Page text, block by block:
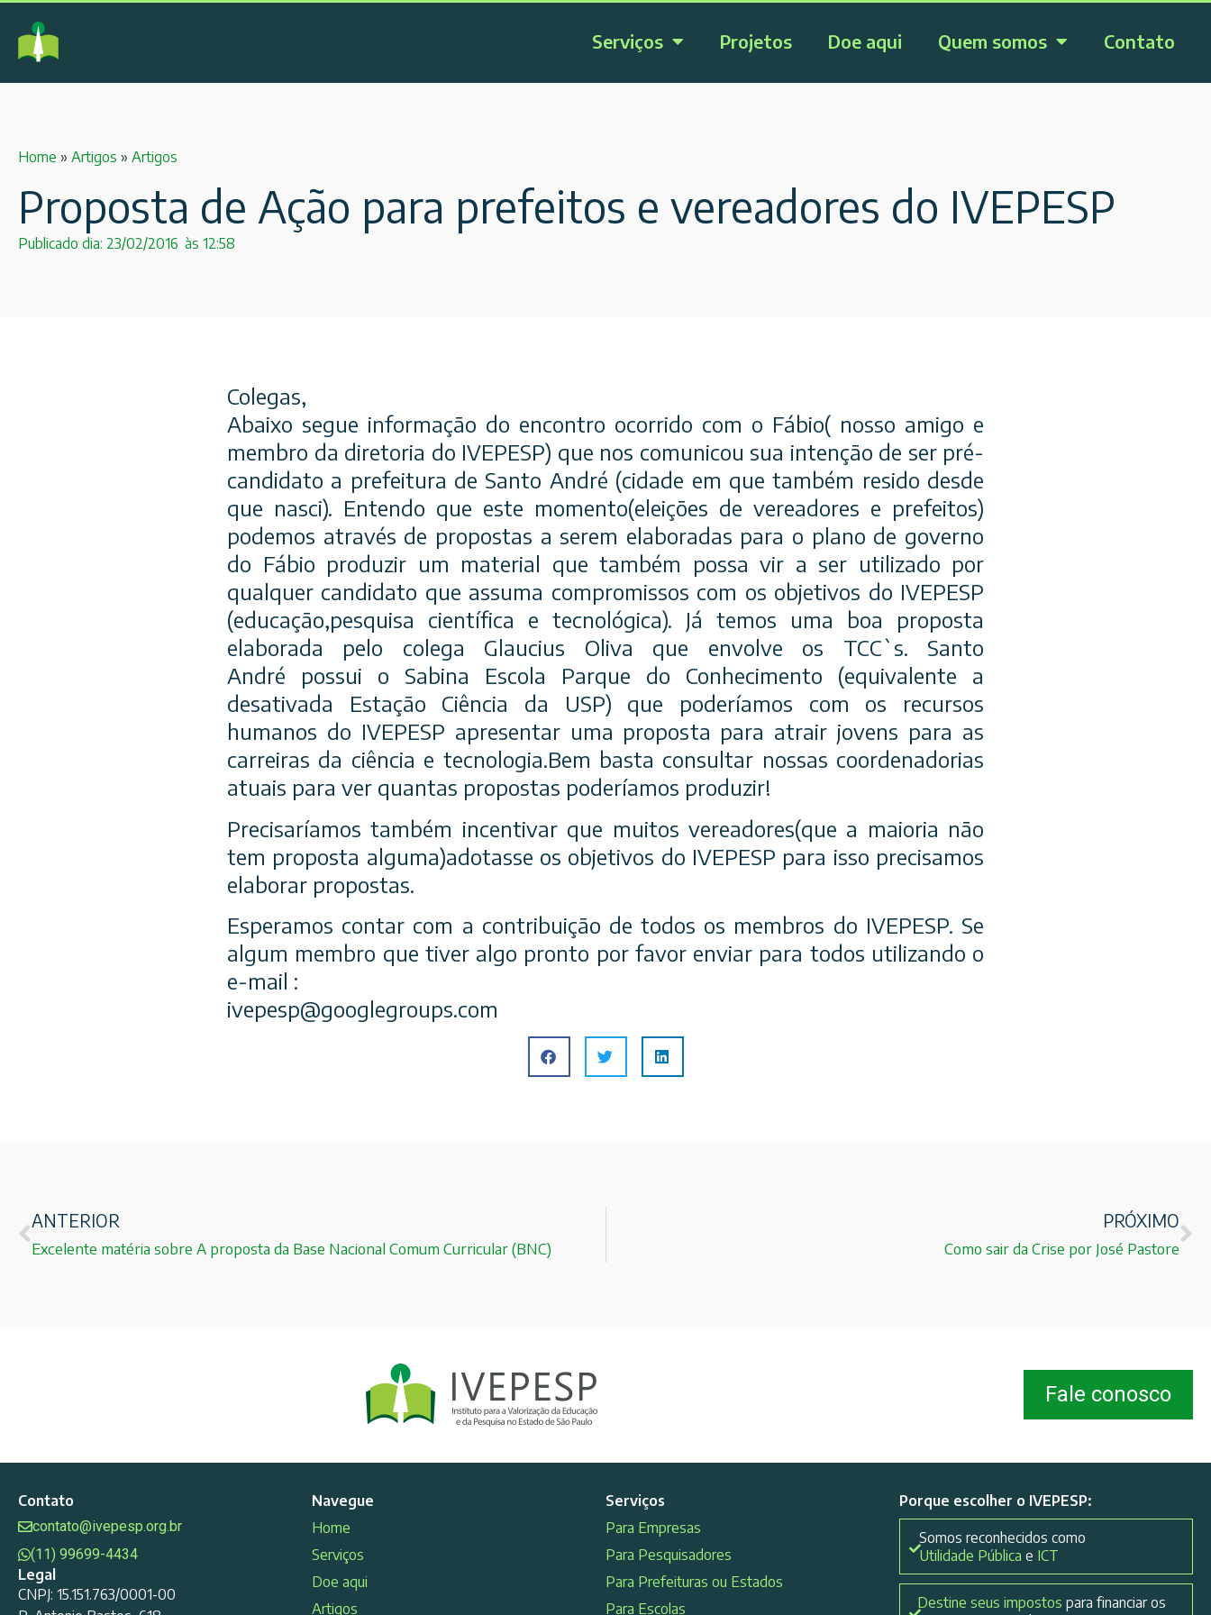
Serviços Projetos Doe aqui Quem somos Contato
Home » Artigos » Artigos
Proposta de Ação para prefeitos e vereadores do IVEPESP
Publicado dia: 23/02/2016 às 12:58
Colegas,
Abaixo segue informação do encontro ocorrido com o Fábio( nosso amigo e
membro da diretoria do IVEPESP) que nos comunicou sua intenção de ser pré-
candidato a prefeitura de Santo André (cidade em que também resido desde
que nasci). Entendo que este momento(eleições de vereadores e prefeitos)
podemos através de propostas a serem elaboradas para o plano de governo
do Fábio produzir um material que também possa vir a ser utilizado por
qualquer candidato que assuma compromissos com os objetivos do IVEPESP
(educação,pesquisa científica e tecnológica). Já temos uma boa proposta
elaborada pelo colega Glaucius Oliva que envolve os TCC`s. Santo
André possui o Sabina Escola Parque do Conhecimento (equivalente a
desativada Estação Ciência da USP) que poderíamos com os recursos
humanos do IVEPESP apresentar uma proposta para atrair jovens para as
carreiras da ciência e tecnologia.Bem basta consultar nossas coordenadorias
atuais para ver quantas propostas poderíamos produzir!
Precisaríamos também incentivar que muitos vereadores(que a maioria não
tem proposta alguma)adotasse os objetivos do IVEPESP para isso precisamos
elaborar propostas.
Esperamos contar com a contribuição de todos os membros do IVEPESP. Se
algum membro que tiver algo pronto por favor enviar para todos utilizando o
e-mail :
ivepesp@googlegroups.com
ANTERIOR
Excelente matéria sobre A proposta da Base Nacional Comum Curricular (BNC)
PRÓXIMO
Como sair da Crise por José Pastore
Fale conosco
Contato
contato@ivepesp.org.br
(11) 99699-4434
Legal
CNPJ: 15.151.763/0001-00
Navegue
Home
Serviços
Doe aqui
Artigos
Serviços
Para Empresas
Para Pesquisadores
Para Prefeituras ou Estados
Para Escolas
Porque escolher o IVEPESP:
Somos reconhecidos como
Utilidade Pública e ICT
Destine seus impostos para financiar os